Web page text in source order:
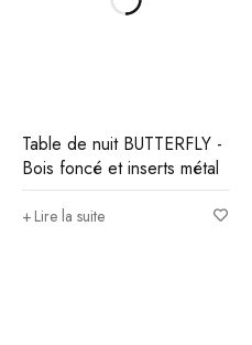
Table de nuit BUTTERFLY -
Bois foncé et inserts métal
Lire la suite